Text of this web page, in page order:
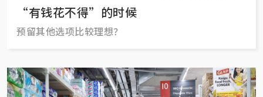
“有钱花不得”的时候
预留其他选项比较理想？